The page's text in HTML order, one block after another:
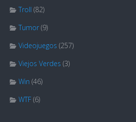
Troll (82)
Tumor (9)
Videojuegos (257)
Viejos Verdes (3)
Win (46)
WTF (6)